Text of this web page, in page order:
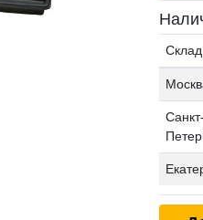
Склад
Санкт-